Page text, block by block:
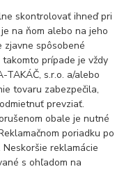
skontrolovať ihneď pri
na ňom alebo na jeho
zjavne spôsobené
prípade je vždy
TAKÁČ, s.r.o. a/alebo
tovaru zabezpečila,
prevziať.
obale je nutné
poriadku po
reklamácie
s ohľadom na